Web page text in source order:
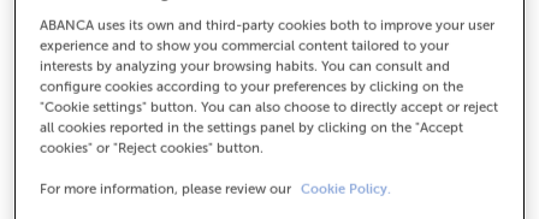
981830411
Cómo llegar
ABANCA uses its own and third-party cookies both to improve your user
experience and to show you commercial content tailored to your
interests by analyzing your browsing habits. You can consult and
configure cookies according to your preferences by clicking on the
"Cookie settings" button. You can also choose to directly accept or reject
all cookies reported in the settings panel by clicking on the "Accept
cookies" or "Reject cookies" button.
For more information, please review our Cookie Policy.